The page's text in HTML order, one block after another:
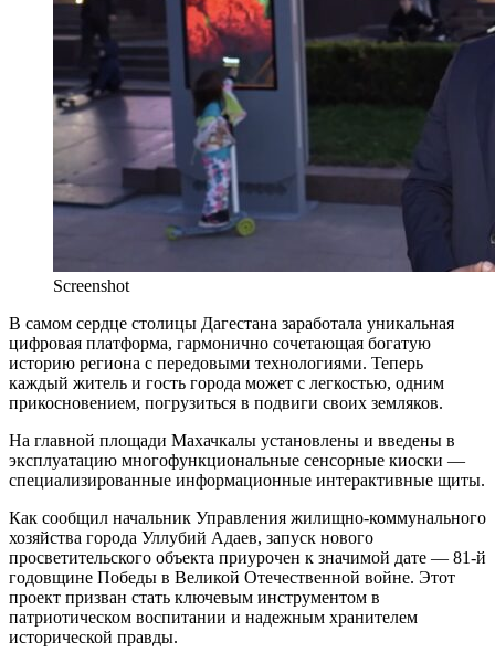
Screenshot
В самом сердце столицы Дагестана заработала уникальная
цифровая платформа, гармонично сочетающая богатую
историю региона с передовыми технологиями. Теперь
каждый житель и гость города может с легкостью, одним
прикосновением, погрузиться в подвиги своих земляков.
На главной площади Махачкалы установлены и введены в
эксплуатацию многофункциональные сенсорные киоски —
специализированные информационные интерактивные щиты.
Как сообщил начальник Управления жилищно-коммунального
хозяйства города Уллубий Адаев, запуск нового
просветительского объекта приурочен к значимой дате — 81-й
годовщине Победы в Великой Отечественной войне. Этот
проект призван стать ключевым инструментом в
патриотическом воспитании и надежным хранителем
исторической правды.